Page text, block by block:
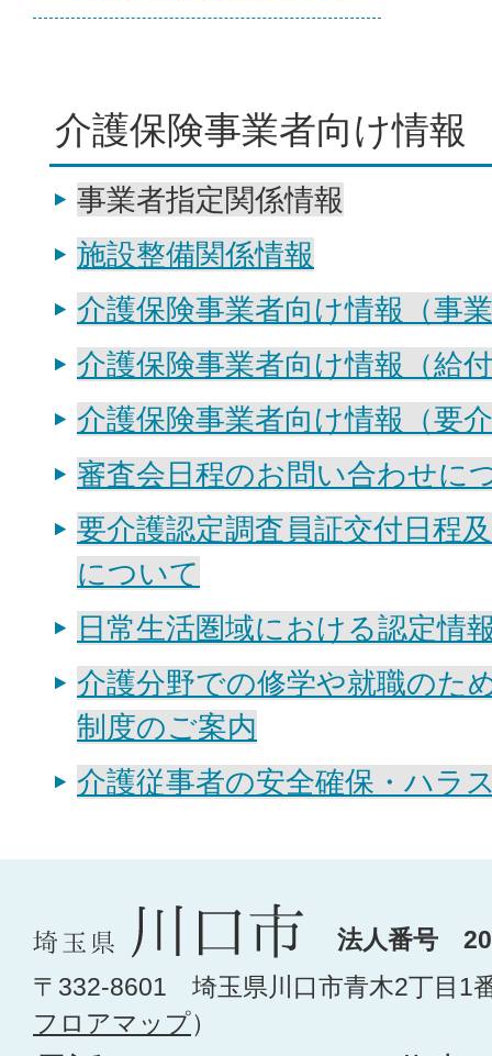
介護保険事業者向け情報
事業者指定関係情報
施設整備関係情報
介護保険事業者向け情報（事
介護保険事業者向け情報（給
介護保険事業者向け情報（要
審査会日程のお問い合わせに
要介護認定調査員証交付日程
について
日常生活圏域における認定情
介護分野での修学や就職のた
制度のご案内
介護従事者の安全確保・ハラ
法人番号
〒332-8601 埼玉県川口市青木2丁目1
フロアマップ）